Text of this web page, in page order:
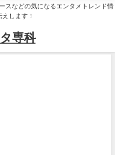
スなどの気になるエンタメトレンド情
します！
専科